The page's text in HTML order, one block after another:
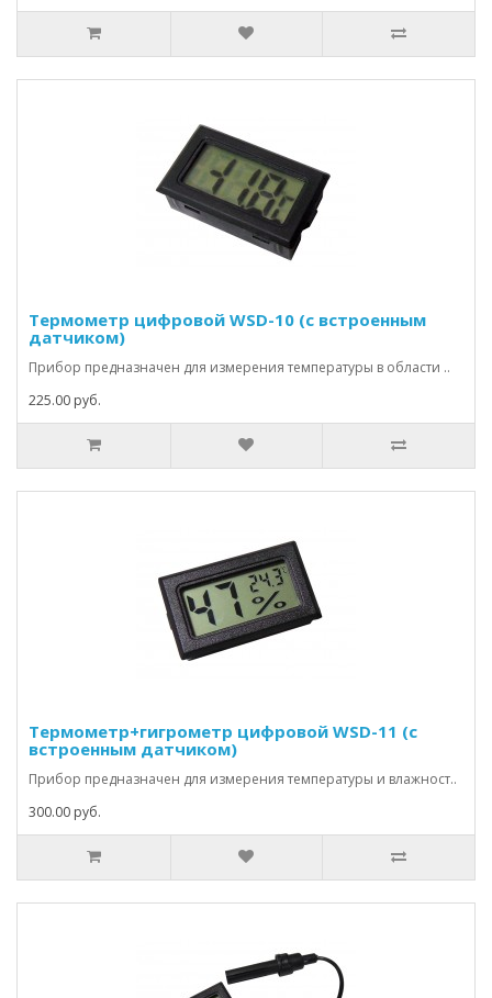
Термометр цифровой WSD-10 (с встроенным
датчиком)
Прибор предназначен для измерения температуры в области ..
225.00 руб.
Термометр+гигрометр цифровой WSD-11 (с
встроенным датчиком)
Прибор предназначен для измерения температуры и влажност..
300.00 руб.